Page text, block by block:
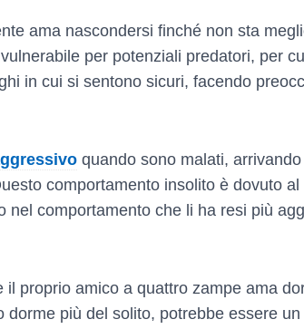
ama nascondersi finché non sta
per potenziali predatori, per
in cui si sentono sicuri, facendo
quando sono malati,
comportamento insolito è dovuto
comportamento che li ha resi più
proprio amico a quattro zampe ama
più del solito, potrebbe essere